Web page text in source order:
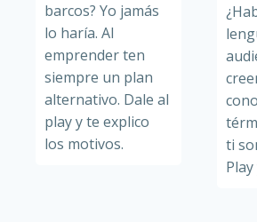
barcos? Yo jamás
lo haría. Al
emprender ten
siempre un plan
alternativo. Dale al
play y te explico
los motivos.
ti